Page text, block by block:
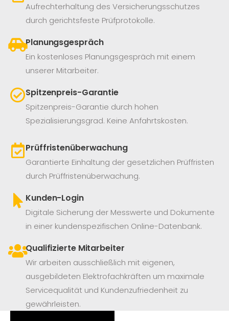
Aufrechterhaltung des Versicherungsschutzes
durch gerichtsfeste Prüfprotokolle.
Planungsgespräch
Ein kostenloses Planungsgespräch mit einem
unserer Mitarbeiter.
Spitzenpreis-Garantie
Spitzenpreis-Garantie durch hohen
Spezialisierungsgrad. Keine Anfahrtskosten.
Prüffristenüberwachung
Garantierte Einhaltung der gesetzlichen Prüffristen
durch Prüffristenüberwachung.
Kunden-Login
Digitale Sicherung der Messwerte und Dokumente
in einer kundenspezifischen Online-Datenbank.
Qualifizierte Mitarbeiter
Wir arbeiten ausschließlich mit eigenen,
ausgebildeten Elektrofachkräften um maximale
Servicequalität und Kundenzufriedenheit zu
gewährleisten.